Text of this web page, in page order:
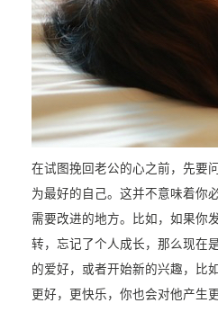
在试图挽回老公的心之前，先要
为最好的自己。这并不意味着你
需要改进的地方。比如，如果你
转，忘记了个人成长，那么现在
的爱好，或者开始新的兴趣，比
更好，更快乐，你也会对他产生